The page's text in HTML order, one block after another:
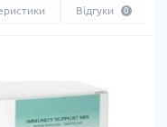
Відгуки 0